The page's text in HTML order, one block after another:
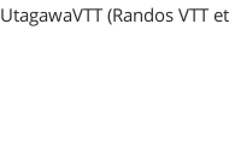
UtagawaVTT (Randos VTT